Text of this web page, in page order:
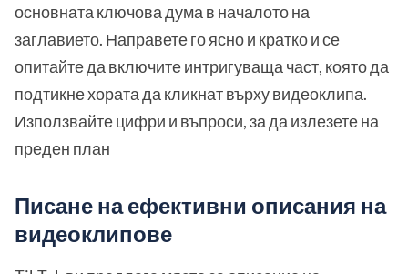
основната ключова дума в началото на
заглавието. Направете го ясно и кратко и се
опитайте да включите интригуваща част, която да
подтикне хората да кликнат върху видеоклипа.
Използвайте цифри и въпроси, за да излезете на
преден план
Писане на ефективни описания на
видеоклипове